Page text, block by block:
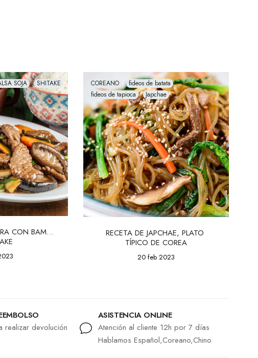
SOJA
SHITAKE
CON BAMBÚ
COREANO
fideos de batata
fideos de tapioca
Japchae
RECETA DE JAPCHAE, PLATO
TÍPICO DE COREA
20 feb 2023
realizar devolución
ASISTENCIA ONLINE
Atención al cliente 12h por 7 días
Hablamos Español,Coreano,Chino